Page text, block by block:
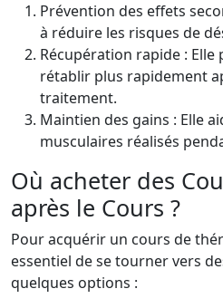
Prévention des effets
à réduire les risques de
Récupération rapide :
rétablir plus rapidement
traitement.
Maintien des gains : Elle
musculaires réalisés
Où acheter des
après le Cours ?
Pour acquérir un cours de
essentiel de se tourner vers
quelques options :